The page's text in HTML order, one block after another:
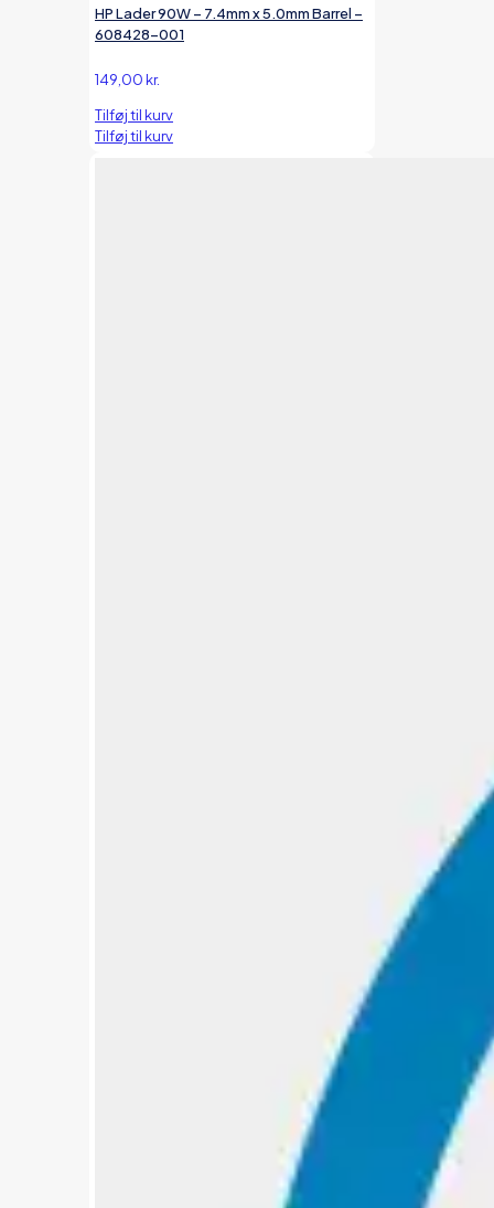
HP Lader 90W – 7.4mm x 5.0mm Barrel –
608428-001
149,00kr.
Tilføj til kurv
Tilføj til kurv